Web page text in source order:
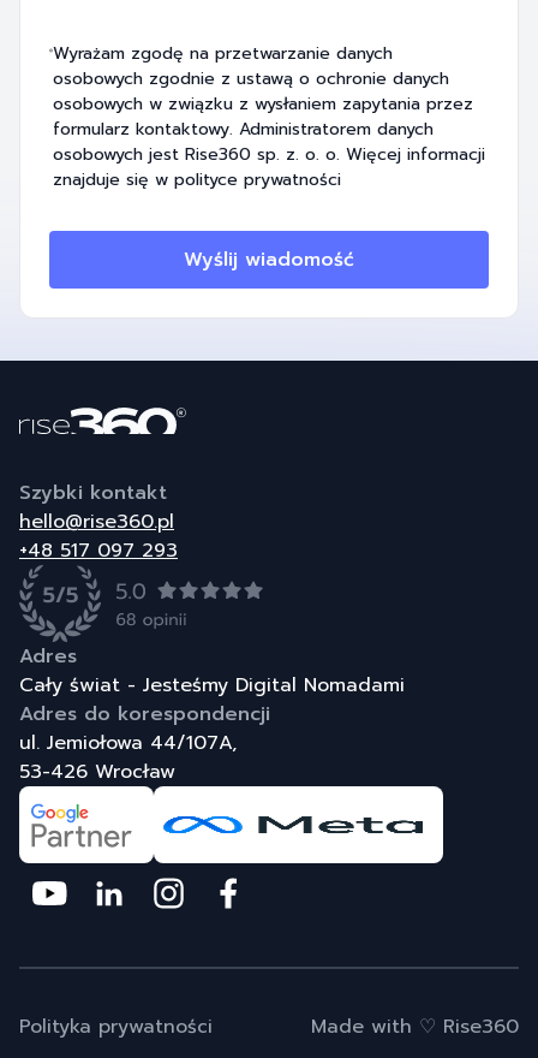
Wyrażam zgodę na przetwarzanie danych
osobowych zgodnie z ustawą o ochronie danych
osobowych w związku z wysłaniem zapytania przez
formularz kontaktowy. Administratorem danych
osobowych jest Rise360 sp. z. o. o. Więcej informacji
znajduje się wpolityce prywatności
Wyślij wiadomość
Szybki kontakt
hello@rise360.pl
+48 517 097 293
Adres
Cały świat - Jesteśmy Digital Nomadami
Adres do korespondencji
ul. Jemiołowa 44/107A,
53-426 Wrocław
Polityka prywatności Made with ♡ Rise360